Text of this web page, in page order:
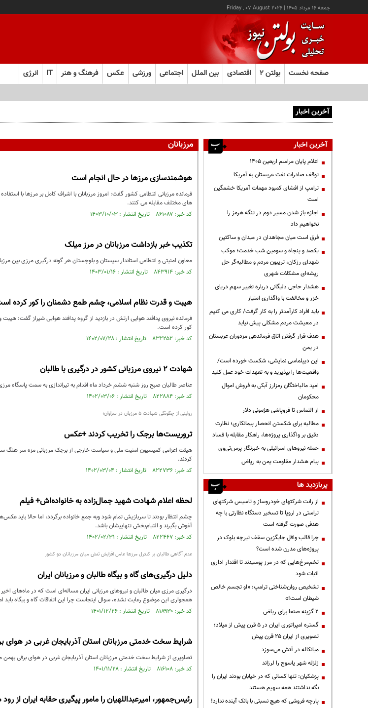
جمعه ۱۶ مرداد ۱۴۰۵ |
Friday , 07 August 2026
صفحه نخست بولتن ۲ اقتصادی بین الملل اجتماعی ورزشی عکس فرهنگ و هنر IT انرژی
آخرین اخبار
مرزبانان
هوشمندسازی مرزها در حال انجام است
فرمانده مرزبانی انتظامی کشور گفت: امروز مرزبانان با اشراف کامل بر مرزها با
های مختلف مقابله می کنند.
کد خبر: ۸۶۱۰۸۷ تاریخ انتشار : ۱۴۰۳/۱۰/۰۳
تکذیب خبر بازداشت مرزبانان در مرز میلک
معاون امنیتی و انتظامی استاندار سیستان و بلوچستان هر گونه درگیری مرزی بین
کد خبر: ۸۴۳۹۱۴ تاریخ انتشار : ۱۴۰۳/۰۱/۱۶
هیبت و قدرت نظام اسلامی، چشم طمع دشمنان را کور کرده
فرمانده نیروی پدافند هوایی ارتش در بازدید از گروه پدافند هوایی شیراز گفت:
کور کرده است.
کد خبر: ۸۳۲۲۵۲ تاریخ انتشار : ۱۴۰۲/۰۷/۲۸
شهادت ۲ نیروی مرزبانی کشور در درگیری با طالبان
عناصر طالبان صبح روز شنبه ششم خرداد ماه اقدام به تیراندازی به سمت پاسگاه
کد خبر: ۸۲۲۸۸۴ تاریخ انتشار : ۱۴۰۲/۰۳/۰۶
روایتی از چگونگی شهادت ۵ مرزبان در سراوان؛
تروریست‌ها برجک را تخریب کردند +عکس
کردند.
کد خبر: ۸۲۲۷۳۶ تاریخ انتشار : ۱۴۰۲/۰۳/۰۴
لحظه اعلام شهادت ‌شهید جمال‌زاده به خانواده‌اش‌+ فیلم
چشم انتظار بودند تا سربازیش تمام شود وبه جمع خانواده برگردد، اما حالا
آغوش بگیرند و التیام‌بخش تنهاییشان باشد.
کد خبر: ۸۲۲۴۶۷ تاریخ انتشار : ۱۴۰۲/۰۲/۳۱
عدم آگاهی طالبان بر کنترل مرزها عامل افزایش تنش میان مرزبانان دو کشور
دلیل درگیری‌های گاه و بیگاه طالبان و مرزبانان ایران
درگیری مرزی میان طالبان و نیروهای مرزبانی ایران مساله‌ای است که در ماه‌های
همجواری این موضوع رعایت نشده، سوال اینجاست چرا این اتفاقات گاه و بیگاه باید
کد خبر: ۸۱۸۹۳۰ تاریخ انتشار : ۱۴۰۱/۱۲/۲۶
شرایط سخت خدمتی مرزبانان استان آذربایجان غربی در هوای
تصاویری از شرایط سخت خدمتی مرزبانان استان آذربایجان غربی در هوای برفی بهمن ماه ۱۴۰۱ را مشاهده می
کد خبر: ۸۱۶۱۰۸ تاریخ انتشار : ۱۴۰۱/۱۱/۲۸
رئیس‌جمهور، امیرعبداللهیان را مامور پیگیری حقابه ایران از
آخرین اخبار
اعلام پایان مراسم اربعین ۱۴۰۵
توقف صادرات نفت عربستان به آمریکا
ترامپ از افشای کمبود مهمات آمریکا خشمگین
است
اجازه باز شدن مسیر دوم در تنگه هرمز را
نخواهیم داد
فرق است میان مجاهدان در میدان و ساکتین
یکصد و پنجاه و سومین شب خدمت؛ موکب
شهدای رزکان، تریبون مردم و مطالبه‌گر حل
ریشه‌ای مشکلات شهری
هشدار حاجی دلیگانی درباره تغییر سهم دریای
خزر و مخالفت با واگذاری امتیاز
باید افراد کارآمدتر را به کار گرفت/ کاری می کنیم
در معیشت مردم مشکلی پیش نیاید
هدف قرار گرفتن اتاق‌ فرماندهی مزدوران عربستان
در یمن
این دیپلماسی نمایشی، شکست خورده است/
واقعیت‌ها را بپذیرید و به تعهدات خود عمل کنید
امید مالباختگان رمزارز آبکی به فروش اموال
محکومان
از التماس تا فروپاشی هژمونی دلار
مطالبه برای شکستن انحصار پیمانکاری؛ نظارت
دقیق بر واگذاری پروژه‌ها، راهکار مقابله با فساد
حمله نیروهای اسرائیلی به خبرنگار پرس‌تی‌وی
پیام هشدار مقاومت یمن به ریاض
پربازدید ها
از رانت‌ شرکتهای خودروساز و تاسیس شرکتهای
تراستی در اروپا تا تسخیر دستگاه نظارتی با چه
هدفی صورت گرفته است
چرا قالب وافل جایگزین سقف تیرچه بلوک در
پروژه‌های مدرن شده است؟
تخم‌مرغ‌هایی که در مرز پوسیدند تا اقتدار اداری
اثبات شود
تشخیص روان‌شناختی ترامپ: «او تجسم خالص
شیطان است!»
۲ گزینه صنعا برای ریاض
گستره امپراتوری ایران در ۵ قرن پیش از میلاد؛
تصویری از ایران ۲۵ قرن پیش
میانکاله در آتش می‌سوزد
زلزله شهر یاسوج را لرزاند
پزشکیان: تنها کسانی که در خیابان بودند ایران را
نگه نداشتند همه سهیم هستند
پارچه فروشی که هیچ نسبتی با بانک آینده ندارد!